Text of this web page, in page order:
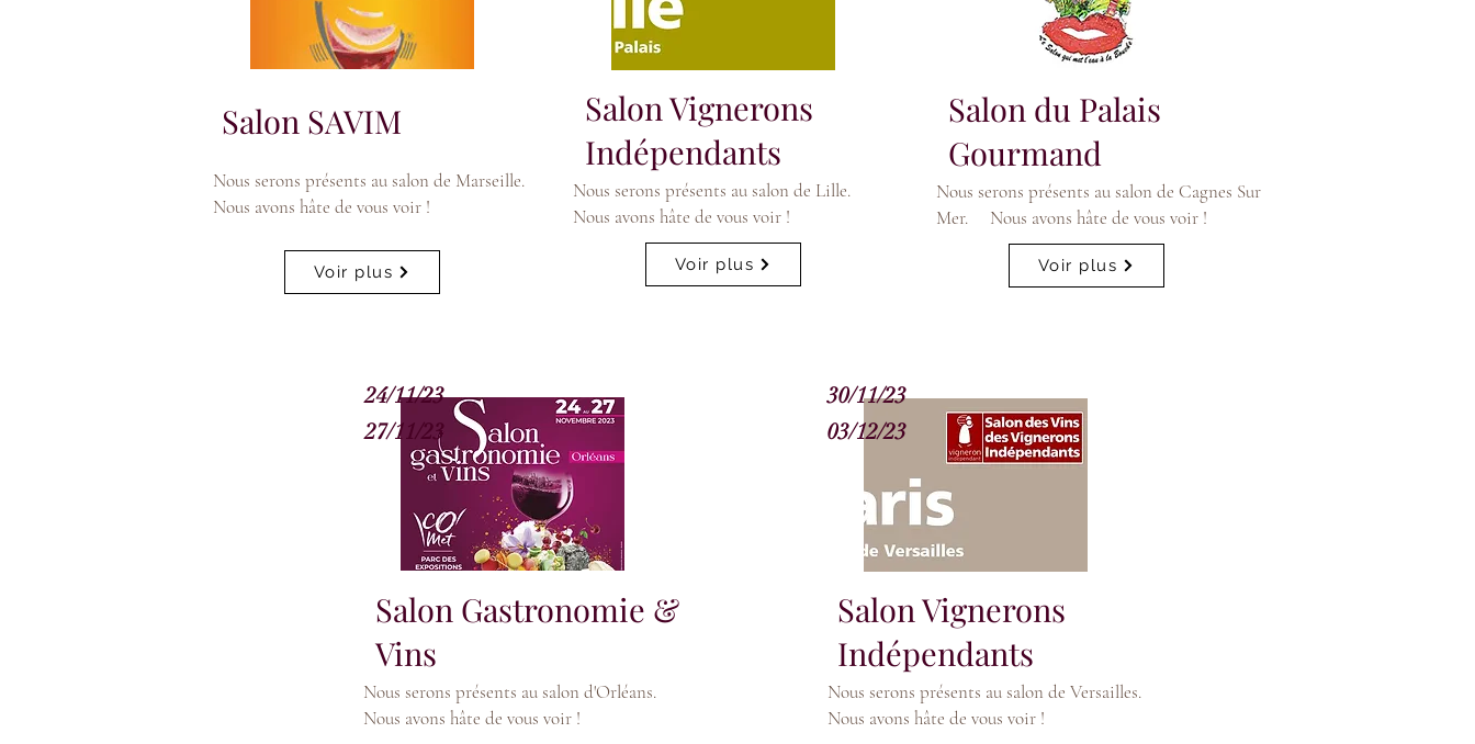
Salon SAVIM
Nous serons présents au salon de Marseille.
Nous avons hâte de vous voir !
Voir plus
Salon Vignerons
Indépendants
Nous serons présents au salon de Lille.
Nous avons hâte de vous voir !
Voir plus
Salon du Palais
Gourmand
Nous serons présents au salon de Cagnes Sur
Mer. Nous avons hâte de vous voir !
Voir plus
24/11/23
27/11/23
Salon Gastronomie &
Vins
Nous serons présents au salon d'Orléans.
Nous avons hâte de vous voir !
30/11/23
03/12/23
Salon Vignerons
Indépendants
Nous serons présents au salon de Versailles.
Nous avons hâte de vous voir !